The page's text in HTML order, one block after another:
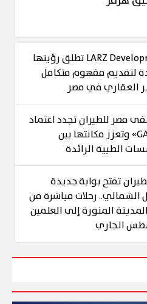
LARZ Developments تطلق رؤيتها
لتقديم مفهوم متكامل
العقاري في مصر
مصر للطيران تجدد اعتماد
«GAHAR» وتعزز مكانتها بين
الطبية الرائدة
تفتح بوابة جديدة
الشمالي.. رحلات مباشرة من
المنورة إلى العلمين